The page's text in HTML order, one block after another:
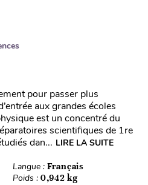
pour passer plus
aux grandes écoles
est un concentré du
scientifiques de 1re
dan... LIRE LA SUITE
Langue : Français
Poids : 0,942 kg